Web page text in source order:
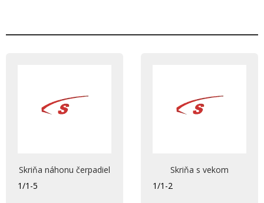
Skriňa náhonu čerpadiel
1/1-5
Skriňa s vekom
1/1-2